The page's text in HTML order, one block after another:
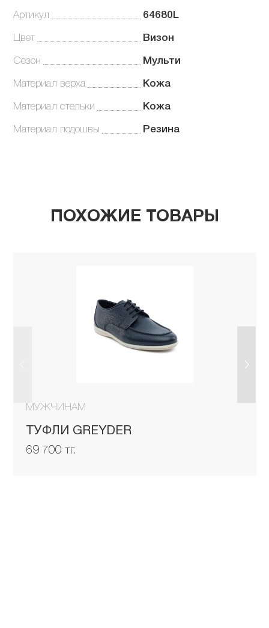
Артикул 64680L
Цвет Визон
Сезон Мульти
Материал верха Кожа
Материал стельки Кожа
Материал подошвы Резина
ПОХОЖИЕ ТОВАРЫ
МУЖЧИНАМ
ТУФЛИ GREYDER
69 700 тг.